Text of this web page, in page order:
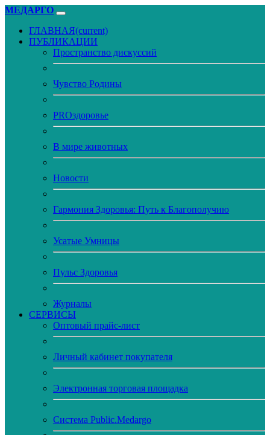
МЕДАРГО
ГЛАВНАЯ(current)
ПУБЛИКАЦИИ
Пространство дискуссий
Чувство Родины
PROздоровье
В мире животных
Новости
Гармония Здоровья: Путь к Благополучию
Усатые Умницы
Пульс Здоровья
Журналы
CЕРВИСЫ
Оптовый прайс-лист
Личный кабинет покупателя
Электронная торговая площадка
Система Public.Medargo